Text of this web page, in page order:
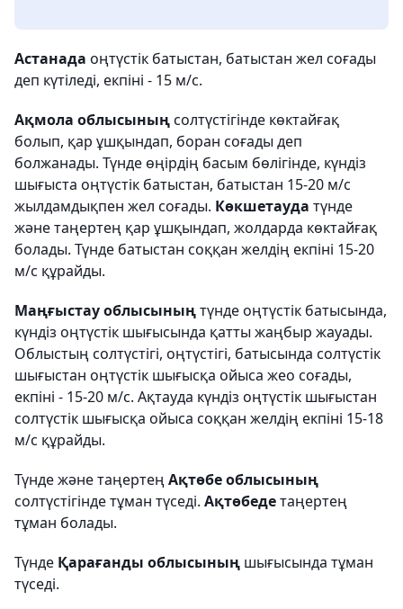
Астанада оңтүстік батыстан, батыстан жел соғады
деп күтіледі, екпіні - 15 м/с.
Ақмола облысыныңсолтүстігінде көктайғақ
болып, қар ұшқындап, боран соғады деп
болжанады. Түнде өңірдің басым бөлігінде, күндіз
шығыста оңтүстік батыстан, батыстан 15-20 м/с
жылдамдықпен жел соғады. Көкшетауда түнде
және таңертең қар ұшқындап, жолдарда көктайғақ
болады. Түнде батыстан соққан желдің екпіні 15-20
м/с құрайды.
Маңғыстау облысыныңтүнде оңтүстік батысында,
күндіз оңтүстік шығысында қатты жаңбыр жауады.
Облыстың солтүстігі, оңтүстігі, батысында солтүстік
шығыстан оңтүстік шығысқа ойыса жео соғады,
екпіні - 15-20 м/с. Ақтауда күндіз оңтүстік шығыстан
солтүстік шығысқа ойыса соққан желдің екпіні 15-18
м/с құрайды.
Түнде және таңертең Ақтөбе облысының
солтүстігінде тұман түседі. Ақтөбедетаңертең
тұман болады.
Түнде Қарағанды облысының шығысында тұман
түседі.